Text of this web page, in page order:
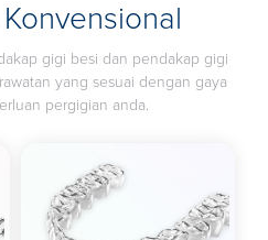
gigi besi dan pendakap gigi
yang sesuai dengan gaya
pergigian anda.